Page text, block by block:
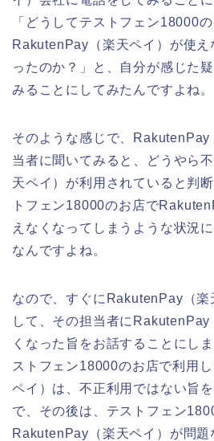
「どうしてテストフェン18000の
RakutenPay（楽天ペイ）が使え
ったのか？」と、自分が感じた
みることにしてみたんですよね。
そのような感じで、RakutenPay
当者に聞いてみると、どうやら
天ペイ）が利用されていると判
トフェン18000のお店で
えなくなってしまうような状況
なんですよね。
なので、すぐにRakutenPay（楽
して、その担当者にRakutenPay
くなった旨をお話することにし
ストフェン18000のお店で利用
ペイ）は、不正利用ではない旨
で、その後は、テストフェン
RakutenPay（楽天ペイ）が問題